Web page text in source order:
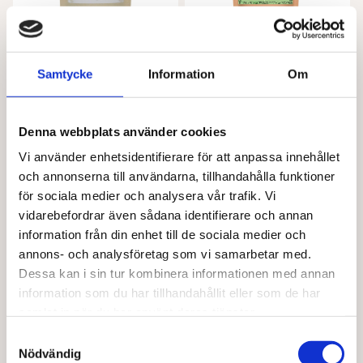
Samtycke Information Om
Denna webbplats använder cookies
Vi använder enhetsidentifierare för att anpassa innehållet
och annonserna till användarna, tillhandahålla funktioner
för sociala medier och analysera vår trafik. Vi
vidarebefordrar även sådana identifierare och annan
information från din enhet till de sociala medier och
annons- och analysföretag som vi samarbetar med.
Dessa kan i sin tur kombinera informationen med annan
information som du har tillhandahållit eller som de har
Nödvändig
väljas
ALIVE FOODS
Hampafrön EKO
Välj alternativ
här
produkten
har
flera
varianter.
De
olika
alternativen
kan
väljas
produktsidan
BARABRAMAT
Ingefära mald EKO
Välj alternativ
här
produkten
har
flera
varianter.
De
olika
alternativen
kan
väljas